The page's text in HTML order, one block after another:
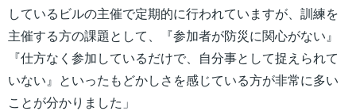
しているビルの主催で定期的に行われていますが、訓練を
主催する方の課題として、『参加者が防災に関心がない』
『仕方なく参加しているだけで、自分事として捉えられて
いない』といったもどかしさを感じている方が非常に多い
ことが分かりました」